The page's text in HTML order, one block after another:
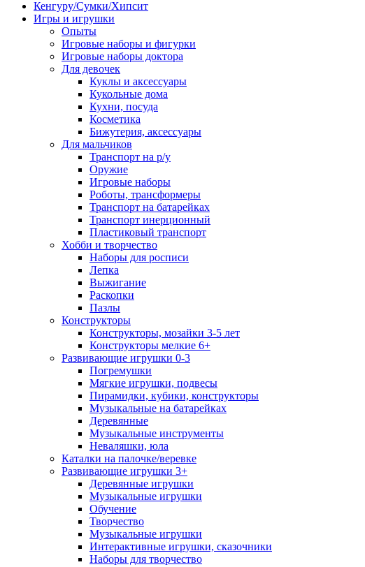
Кенгуру/Сумки/Хипсит
Игры и игрушки
Опыты
Игровые наборы и фигурки
Игровые наборы доктора
Для девочек
Куклы и аксессуары
Кукольные дома
Кухни, посуда
Косметика
Бижутерия, аксессуары
Для мальчиков
Транспорт на р/у
Оружие
Игровые наборы
Роботы, трансформеры
Транспорт на батарейках
Транспорт инерционный
Пластиковый транспорт
Хобби и творчество
Наборы для росписи
Лепка
Выжигание
Раскопки
Пазлы
Конструкторы
Конструкторы, мозайки 3-5 лет
Конструкторы мелкие 6+
Развивающие игрушки 0-3
Погремушки
Мягкие игрушки, подвесы
Пирамидки, кубики, конструкторы
Музыкальные на батарейках
Деревянные
Музыкальные инструменты
Неваляшки, юла
Каталки на палочке/веревке
Развивающие игрушки 3+
Деревянные игрушки
Музыкальные игрушки
Обучение
Творчество
Музыкальные игрушки
Интерактивные игрушки, сказочники
Наборы для творчество